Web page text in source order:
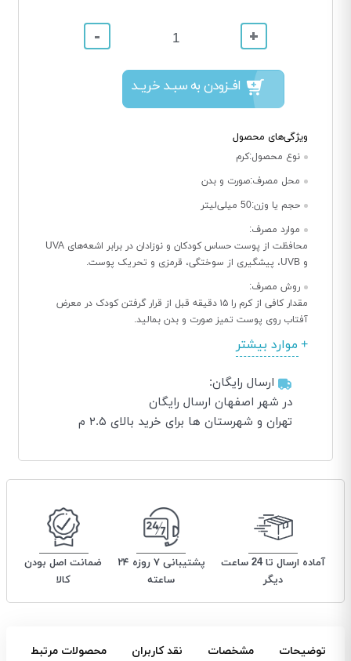
+
-
افــزودن به سبــد خریــد
ویژگی‌های محصول
نوع محصول:کرم
محل مصرف:صورت و بدن
حجم یا وزن:50 میلی‌لیتر
موارد مصرف:
محافظت از پوست حساس کودکان و نوزادان در برابر اشعه‌های UVA
و UVB، پیشگیری از سوختگی، قرمزی و تحریک پوست.
روش مصرف:
مقدار کافی از کرم را ۱۵ دقیقه قبل از قرار گرفتن کودک در معرض
آفتاب روی پوست تمیز صورت و بدن بمالید.
موارد بیشتر
ارسال رایگان:
در شهر اصفهان ارسال رایگان
تهران و شهرستان ها برای خرید بالای ۲.۵ م
آماده ارسال تا 24 ساعت
دیگر
پشتیبانی ۷ روزه ۲۴
ساعته
ضمانت اصل بودن
کالا
توضیحات مشخصات نقد کاربران محصولات مرتبط